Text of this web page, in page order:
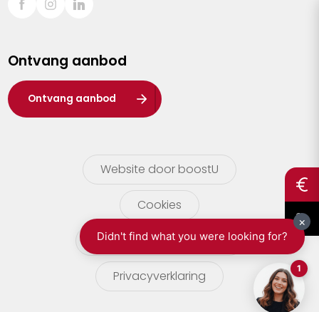
Sint-Truiden
Waasland
Wuustwezel
Zoersel
Ontvang aanbod
Ontvang aanbod
Website door boostU
Cookies
gebruikersvoorwaarden
Privacyverklaring